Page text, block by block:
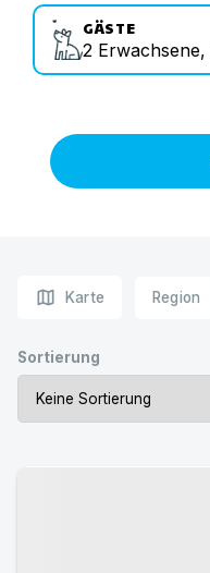
GÄSTE
2 Erwachsene,
map Karte Region
Sortierung